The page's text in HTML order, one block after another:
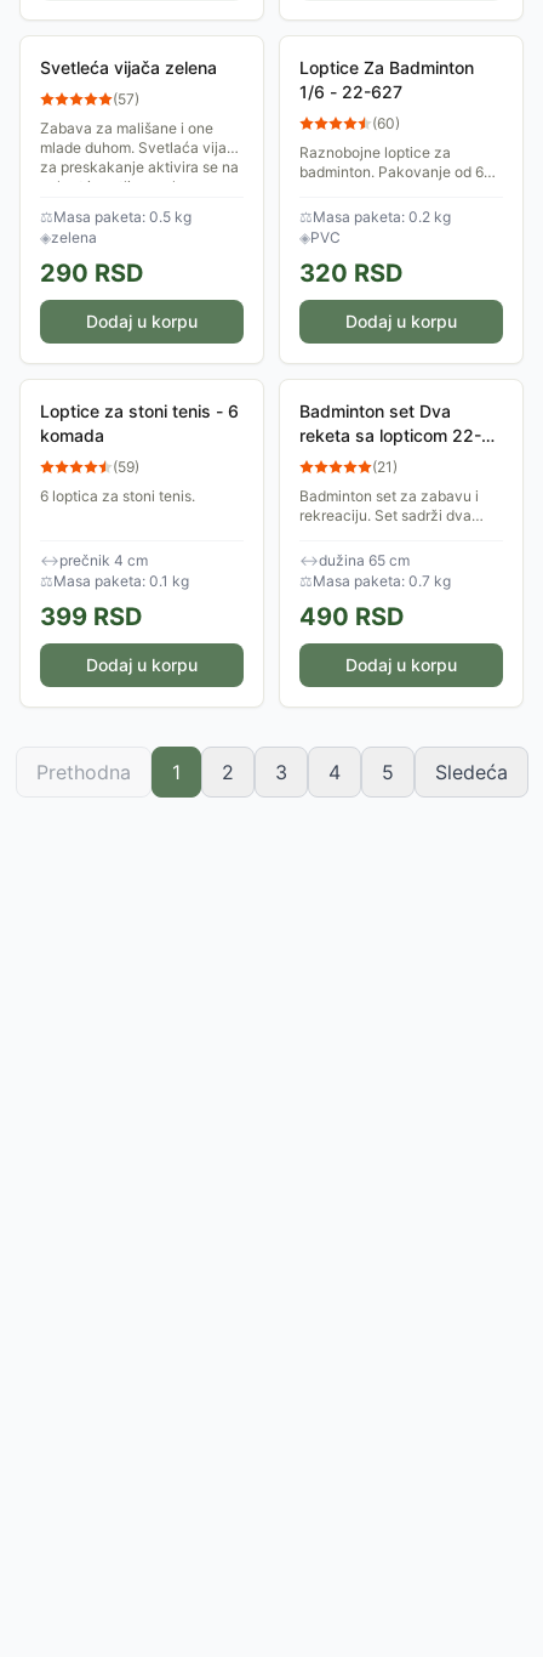
Svetleća vijača zelena
(57)
Zabava za mališane i one
mlade duhom. Svetlaća vijača
za preskakanje aktivira se na
pokret i svetli u mraku.
⚖Masa paketa: 0.5 kg
◈zelena
290 RSD
Dodaj u korpu
Loptice Za Badminton
1/6 - 22-627
(60)
Raznobojne loptice za
badminton. Pakovanje od 6
⚖Masa paketa: 0.2 kg
◈PVC
320 RSD
Dodaj u korpu
Loptice za stoni tenis - 6
komada
(59)
6 loptica za stoni tenis.
↔prečnik 4 cm
⚖Masa paketa: 0.1 kg
399 RSD
Dodaj u korpu
Badminton set Dva
reketa sa lopticom 22-
620000 (21)
Badminton set za zabavu i
rekreaciju. Set sadrži dva
↔dužina 65 cm
⚖Masa paketa: 0.7 kg
490 RSD
Dodaj u korpu
Prethodna 1 2 3 4 5 Sledeća